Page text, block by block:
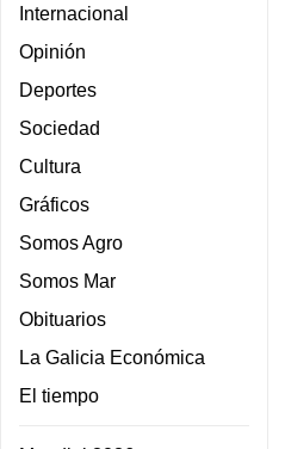
Internacional
Opinión
Deportes
Sociedad
Cultura
Gráficos
Somos Agro
Somos Mar
Obituarios
La Galicia Económica
El tiempo